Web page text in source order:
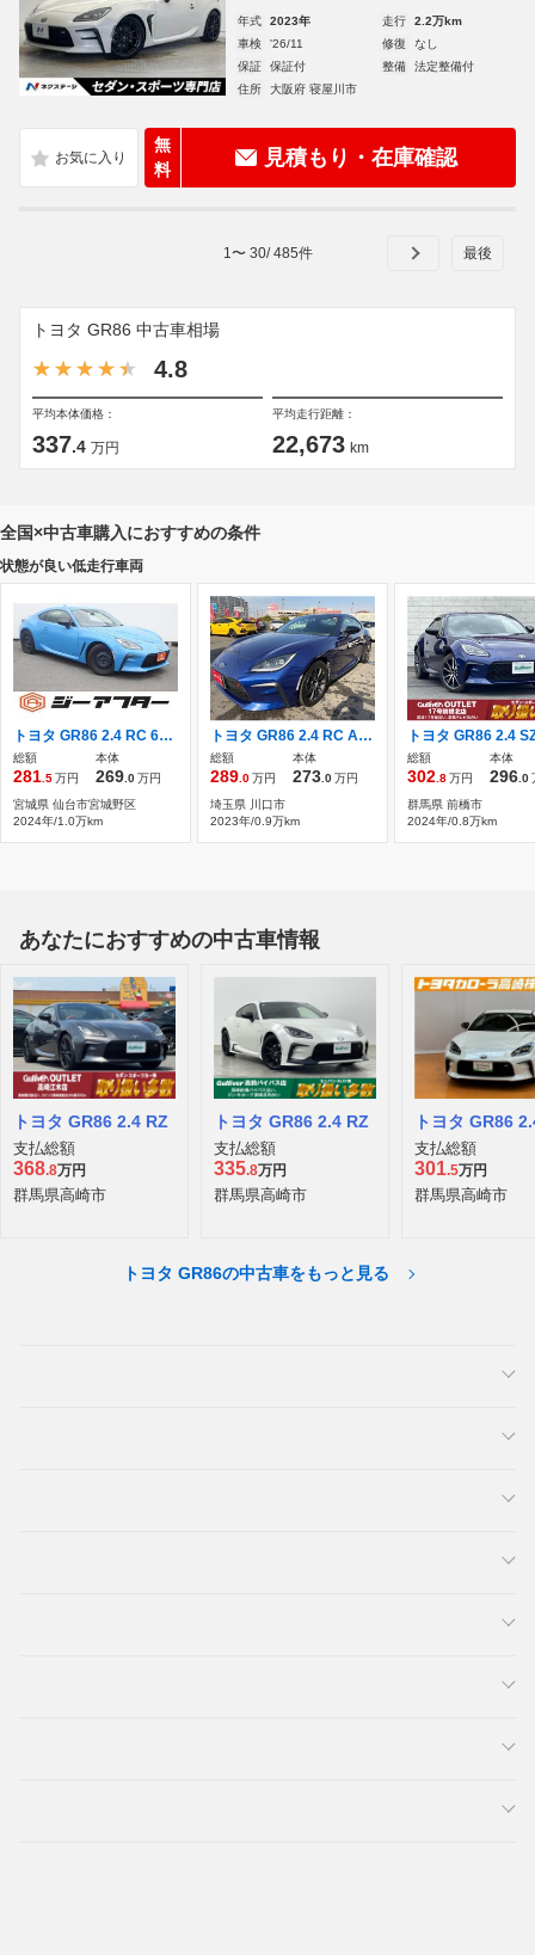
年式 2023年 走行
2.2万km
車検
'26/11 修復
なし
保証
保証付 整備
法定整備付
住所
大阪府 寝屋川市
無
料
見積もり・在庫確認
1 〜 30/485件
トヨタ GR86 中古車相場
4.8
平均本体価格：
337.4 万円
平均走行距離：
22,673 km
全国×中古車購入におすすめの条件
状態が良い低走行車両
トヨタ GR86 2.4 RC 6MT9インチディスプレイBluetoothLED
総額
281 .5万円
本体
269 .0万円
宮城県 仙台市宮城野区
2024年/1.0万km
トヨタ GR86 2.4 RC ADVANアルミ 1オーナー ナビTV バックカメ
総額
289 .0万円
本体
273 .0万円
埼玉県 川口市
2023年/0.9万km
総額
302 .8万円
本体
296 .0
群馬県 前橋市
2024年/0.8万km
あなたにおすすめの中古車情報
トヨタ GR86 2.4 RZ
支払総額
368.8万円
群馬県高崎市
トヨタ GR86 2.4 RZ
支払総額
335.8万円
群馬県高崎市
トヨタ GR86
支払総額
301.5万円
群馬県高崎市
トヨタ GR86の中古車をもっと見る